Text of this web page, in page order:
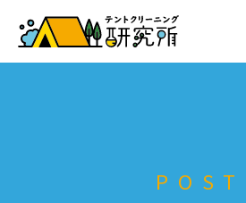
お申し込み
POST